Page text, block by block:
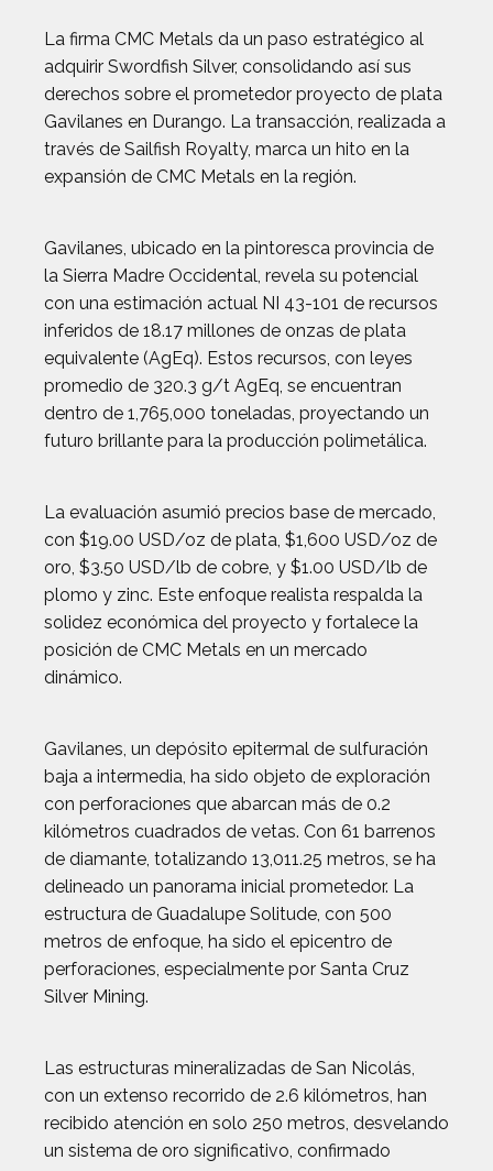
La firma CMC Metals da un paso estratégico al
adquirir Swordfish Silver, consolidando así sus
derechos sobre el prometedor proyecto de plata
Gavilanes en Durango. La transacción, realizada a
través de Sailfish Royalty, marca un hito en la
expansión de CMC Metals en la región.
Gavilanes, ubicado en la pintoresca provincia de
la Sierra Madre Occidental, revela su potencial
con una estimación actual NI 43-101 de recursos
inferidos de 18.17 millones de onzas de plata
equivalente (AgEq). Estos recursos, con leyes
promedio de 320.3 g/t AgEq, se encuentran
dentro de 1,765,000 toneladas, proyectando un
futuro brillante para la producción polimetálica.
La evaluación asumió precios base de mercado,
con $19.00 USD/oz de plata, $1,600 USD/oz de
oro, $3.50 USD/lb de cobre, y $1.00 USD/lb de
plomo y zinc. Este enfoque realista respalda la
solidez económica del proyecto y fortalece la
posición de CMC Metals en un mercado
dinámico.
Gavilanes, un depósito epitermal de sulfuración
baja a intermedia, ha sido objeto de exploración
con perforaciones que abarcan más de 0.2
kilómetros cuadrados de vetas. Con 61 barrenos
de diamante, totalizando 13,011.25 metros, se ha
delineado un panorama inicial prometedor. La
estructura de Guadalupe Solitude, con 500
metros de enfoque, ha sido el epicentro de
perforaciones, especialmente por Santa Cruz
Silver Mining.
Las estructuras mineralizadas de San Nicolás,
con un extenso recorrido de 2.6 kilómetros, han
recibido atención en solo 250 metros, desvelando
un sistema de oro significativo, confirmado